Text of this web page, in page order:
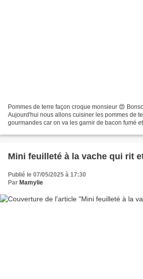
Pommes de terre façon croque monsieur 😍 Bonsoir mes Gourmands(es) 😍
Aujourd'hui nous allons cuisiner les pommes de
gourmandes car on va les garnir de bacon fumé
Mini feuilleté à la vache qui rit
Publié le 07/05/2025 à 17:30
Par Mamylie